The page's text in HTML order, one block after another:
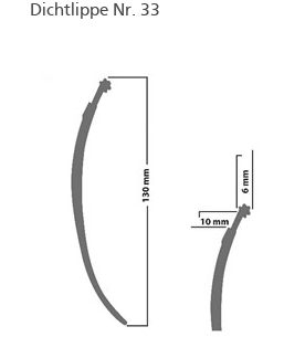
Dichtlippe Nr. 33